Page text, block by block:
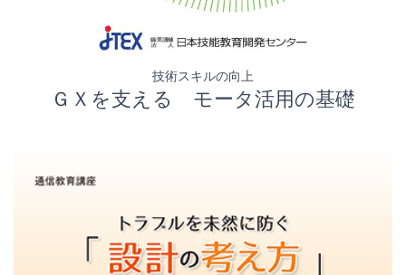
技術スキルの向上
ＧＸを支える モータ活用の基礎